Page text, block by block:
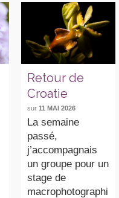
Retour de
Croatie
sur11 MAI 2026
La semaine
passé,
j’accompagnais
un groupe pour un
stage de
macrophotographi